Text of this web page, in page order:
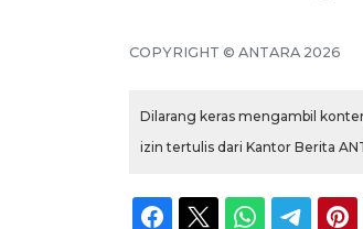
COPYRIGHT © ANTARA 2026
Dilarang keras mengambil
izin tertulis dari Kantor Berita